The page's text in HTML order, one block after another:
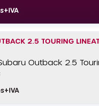
2.5 TOURING